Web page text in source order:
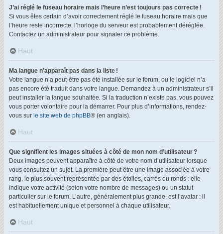
J’ai réglé le fuseau horaire mais l’heure n’est toujours pas correcte !
Si vous êtes certain d’avoir correctement réglé le fuseau horaire mais que
l’heure reste incorrecte, l’horloge du serveur est probablement déréglée.
Contactez un administrateur pour signaler ce problème.
Haut
Ma langue n’apparaît pas dans la liste !
Votre langue n’a peut-être pas été installée sur le forum, ou le logiciel n’a
pas encore été traduit dans votre langue. Demandez à un administrateur s’il
peut installer la langue souhaitée. Si la traduction n’existe pas, vous pouvez
vous porter volontaire pour la démarrer. Pour plus d’informations, rendez-
vous sur le site web de phpBB® (en anglais).
Haut
Que signifient les images situées à côté de mon nom d’utilisateur ?
Deux images peuvent apparaître à côté de votre nom d’utilisateur lorsque
vous consultez un sujet. La première peut être une image associée à votre
rang, le plus souvent représentée par des étoiles, carrés ou ronds : elle
indique votre activité (selon votre nombre de messages) ou un statut
particulier sur le forum. L’autre, généralement plus grande, est l’avatar : il
est habituellement unique et personnel à chaque utilisateur.
Haut